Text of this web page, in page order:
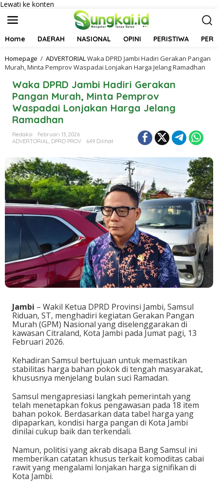
Lewati ke konten
Home DAERAH NASIONAL OPINI PERISTIWA
Homepage / ADVERTORIALWaka DPRD Jambi Hadiri Gerakan Pangan
Murah, Minta Pemprov Waspadai Lonjakan Harga Jelang Ramadhan
Waka DPRD Jambi Hadiri Gerakan
Pangan Murah, Minta Pemprov
Waspadai Lonjakan Harga Jelang
Ramadhan
Redaksi
Februari 13, 2026
ADVERTORIAL, DPRD PROV 649 Dilihat
Jambi – Wakil Ketua DPRD Provinsi Jambi, Samsul
Riduan, ST, menghadiri kegiatan Gerakan Pangan
Murah (GPM) Nasional yang diselenggarakan di
kawasan Citraland, Kota Jambi pada Jumat pagi, 13
Februari 2026.
Kehadiran Samsul bertujuan untuk memastikan
stabilitas harga bahan pokok di tengah masyarakat,
khususnya menjelang bulan suci Ramadan.
Samsul mengapresiasi langkah pemerintah yang
telah menetapkan fokus pengawasan pada 18 item
bahan pokok. Berdasarkan data tabel harga yang
dipaparkan, kondisi harga pangan di Kota Jambi
dinilai cukup baik dan terkendali.
Namun, politisi yang akrab disapa Bang Samsul ini
memberikan catatan khusus terkait komoditas cabai
rawit yang mengalami lonjakan harga signifikan di
Kota Jambi.